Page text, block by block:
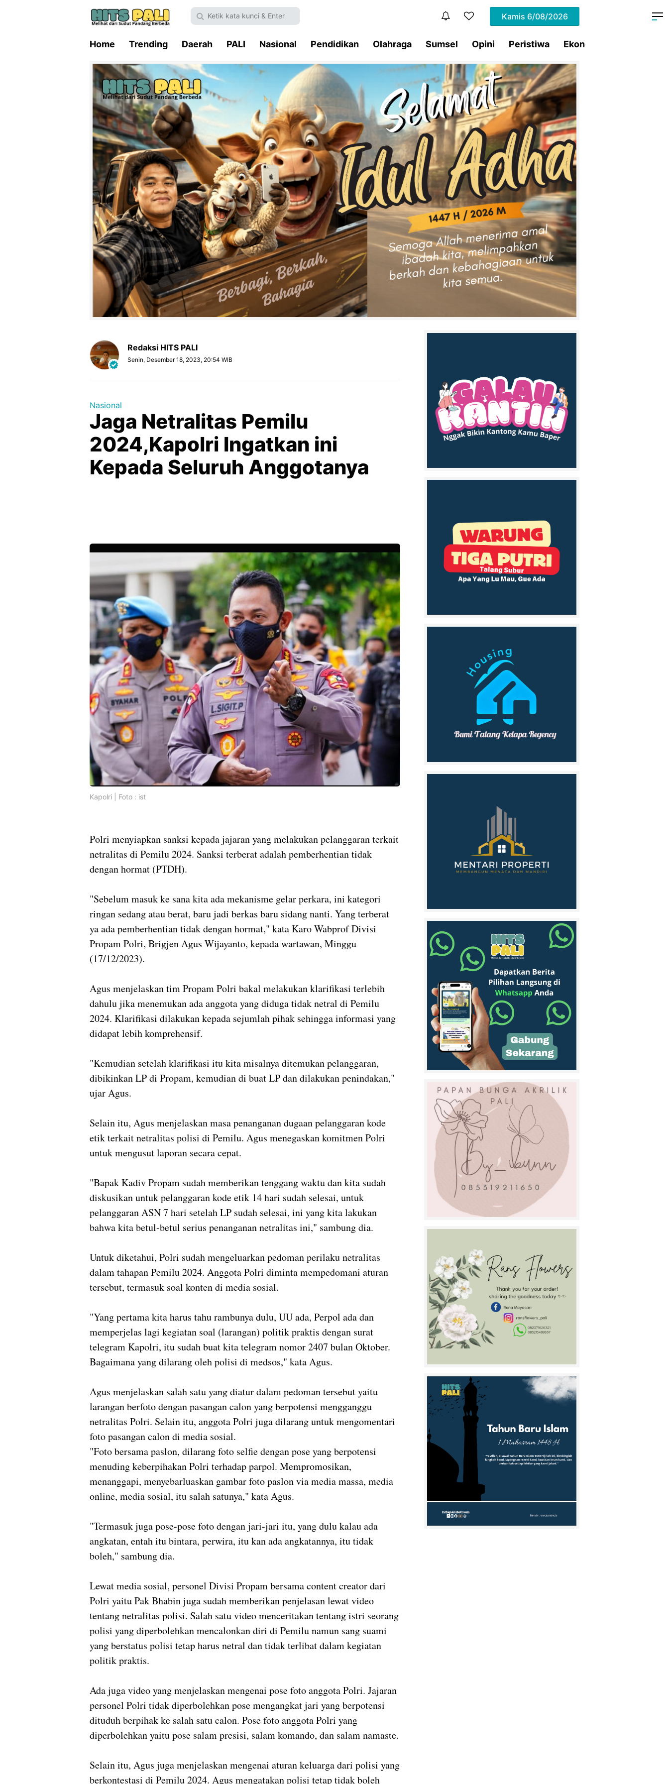
Kamis 6/08/2026
Home Trending Daerah PALI Nasional Pendidikan Olahraga Sumsel Opini Peristiwa Ekonomi
Redaksi HITS PALI
Senin, Desember 18, 2023, 20:54 WIB
Nasional
Jaga Netralitas Pemilu
2024,Kapolri Ingatkan ini
Kepada Seluruh Anggotanya
Kapolri | Foto : ist
Polri menyiapkan sanksi kepada jajaran yang melakukan pelanggaran terkait
netralitas di Pemilu 2024. Sanksi terberat adalah pemberhentian tidak
dengan hormat (PTDH).
"Sebelum masuk ke sana kita ada mekanisme gelar perkara, ini kategori
ringan sedang atau berat, baru jadi berkas baru sidang nanti. Yang terberat
ya ada pemberhentian tidak dengan hormat," kata Karo Wabprof Divisi
Propam Polri, Brigjen Agus Wijayanto, kepada wartawan, Minggu
(17/12/2023).
Agus menjelaskan tim Propam Polri bakal melakukan klarifikasi terlebih
dahulu jika menemukan ada anggota yang diduga tidak netral di Pemilu
2024. Klarifikasi dilakukan kepada sejumlah pihak sehingga informasi yang
didapat lebih komprehensif.
"Kemudian setelah klarifikasi itu kita misalnya ditemukan pelanggaran,
dibikinkan LP di Propam, kemudian di buat LP dan dilakukan penindakan,"
ujar Agus.
Selain itu, Agus menjelaskan masa penanganan dugaan pelanggaran kode
etik terkait netralitas polisi di Pemilu. Agus menegaskan komitmen Polri
untuk mengusut laporan secara cepat.
"Bapak Kadiv Propam sudah memberikan tenggang waktu dan kita sudah
diskusikan untuk pelanggaran kode etik 14 hari sudah selesai, untuk
pelanggaran ASN 7 hari setelah LP sudah selesai, ini yang kita lakukan
bahwa kita betul-betul serius penanganan netralitas ini," sambung dia.
Untuk diketahui, Polri sudah mengeluarkan pedoman perilaku netralitas
dalam tahapan Pemilu 2024. Anggota Polri diminta mempedomani aturan
tersebut, termasuk soal konten di media sosial.
"Yang pertama kita harus tahu rambunya dulu, UU ada, Perpol ada dan
memperjelas lagi kegiatan soal (larangan) politik praktis dengan surat
telegram Kapolri, itu sudah buat kita telegram nomor 2407 bulan Oktober.
Bagaimana yang dilarang oleh polisi di medsos," kata Agus.
Agus menjelaskan salah satu yang diatur dalam pedoman tersebut yaitu
larangan berfoto dengan pasangan calon yang berpotensi mengganggu
netralitas Polri. Selain itu, anggota Polri juga dilarang untuk mengomentari
foto pasangan calon di media sosial.
"Foto bersama paslon, dilarang foto selfie dengan pose yang berpotensi
menuding keberpihakan Polri terhadap parpol. Mempromosikan,
menanggapi, menyebarluaskan gambar foto paslon via media massa, media
online, media sosial, itu salah satunya," kata Agus.
"Termasuk juga pose-pose foto dengan jari-jari itu, yang dulu kalau ada
angkatan, entah itu bintara, perwira, itu kan ada angkatannya, itu tidak
boleh," sambung dia.
Lewat media sosial, personel Divisi Propam bersama content creator dari
Polri yaitu Pak Bhabin juga sudah memberikan penjelasan lewat video
tentang netralitas polisi. Salah satu video menceritakan tentang istri seorang
polisi yang diperbolehkan mencalonkan diri di Pemilu namun sang suami
yang berstatus polisi tetap harus netral dan tidak terlibat dalam kegiatan
politik praktis.
Ada juga video yang menjelaskan mengenai pose foto anggota Polri. Jajaran
personel Polri tidak diperbolehkan pose mengangkat jari yang berpotensi
dituduh berpihak ke salah satu calon. Pose foto anggota Polri yang
diperbolehkan yaitu pose salam presisi, salam komando, dan salam namaste.
Selain itu, Agus juga menjelaskan mengenai aturan keluarga dari polisi yang
berkontestasi di Pemilu 2024. Agus mengatakan polisi tetap tidak boleh